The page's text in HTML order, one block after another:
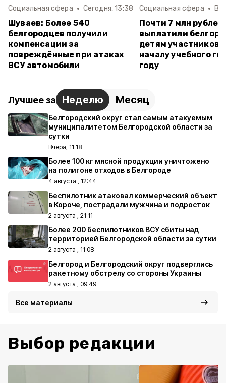
Социальная сфера Сегодня, 13:38
Шуваев: Более 540
белгородцев получили
компенсации за
повреждённые при атаках
ВСУ автомобили
Социальная сфера
Почти 7 млн рублей
выплатили
детям участников
началу учебного
году
Лучшее за Неделю Месяц
Белгородский округ стал самым атакуемым
муниципалитетом Белгородской области за
сутки
Вчера, 11:18
Более 100 кг мясной продукции уничтожено
на полигоне отходов в Белгороде
4 августа , 12:44
Беспилотник атаковал коммерческий объект
в Короче, пострадали мужчина и подросток
2 августа , 21:11
Более 200 беспилотников ВСУ сбиты над
территорией Белгородской области за сутки
2 августа , 11:08
Белгород и Белгородский округ подверглись
ракетному обстрелу со стороны Украины
2 августа , 09:49
Все материалы
Выбор редакции